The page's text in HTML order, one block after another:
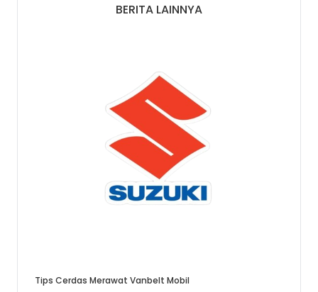
BERITA LAINNYA
Tips Cerdas Merawat Vanbelt Mobil